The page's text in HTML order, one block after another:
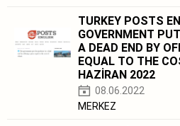
TURKEY POSTS
GOVERNMENT
A DEAD END BY
EQUAL TO THE
HAZİRAN 2022
08.06.2022
MERKEZ